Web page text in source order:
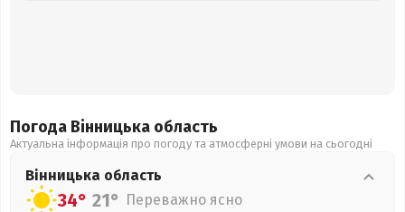
Погода Вінницька область
Актуальна інформація про погоду та атмосферні умови на сьогодні
Вінницька область
34° 21° Переважно ясно